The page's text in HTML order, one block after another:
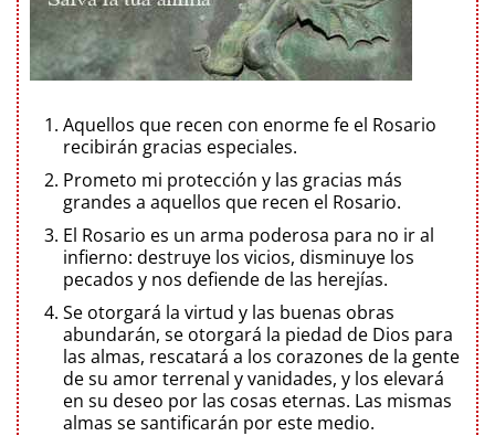
Aquellos que recen con enorme fe el Rosario
recibirán gracias especiales.
Prometo mi protección y las gracias más
grandes a aquellos que recen el Rosario.
El Rosario es un arma poderosa para no ir al
infierno: destruye los vicios, disminuye los
pecados y nos defiende de las herejías.
Se otorgará la virtud y las buenas obras
abundarán, se otorgará la piedad de Dios para
las almas, rescatará a los corazones de la gente
de su amor terrenal y vanidades, y los elevará
en su deseo por las cosas eternas. Las mismas
almas se santificarán por este medio.